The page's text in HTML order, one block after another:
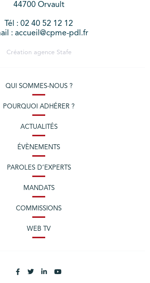
44700 Orvault
Tél : 02 40 52 12 12
: accueil@cpme-pdl.fr
Création agence Stafe
QUI SOMMES-NOUS ?
POURQUOI ADHÉRER ?
ACTUALITÉS
ÉVÈNEMENTS
PAROLES D’EXPERTS
MANDATS
COMMISSIONS
WEB TV